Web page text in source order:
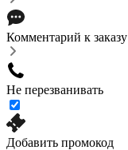
Комментарий к заказу
Не перезванивать
Добавить промокод